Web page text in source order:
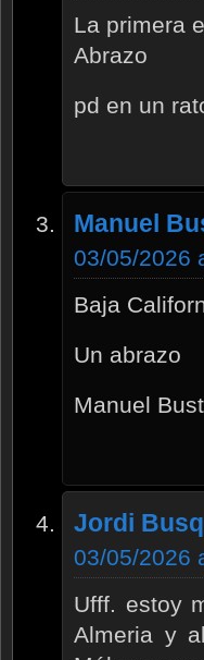
La primera
Abrazo
pd en un
Manuel
03/05/2026
Baja
Un abrazo
Manuel
Jordi
03/05/2026
Ufff. estoy
Almeria y